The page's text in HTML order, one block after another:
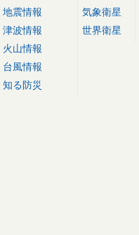
地震情報
津波情報
火山情報
台風情報
知る防災
気象衛星
世界衛星